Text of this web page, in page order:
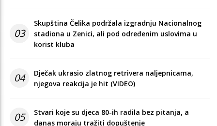
03
Skupština Čelika podržala izgradnju Nacionalnog
stadiona u Zenici, ali pod određenim uslovima u
korist kluba
04
Dječak ukrasio zlatnog retrivera naljepnicama,
njegova reakcija je hit (VIDEO)
05
Stvari koje su djeca 80-ih radila bez pitanja, a
danas moraju tražiti dopuštenje